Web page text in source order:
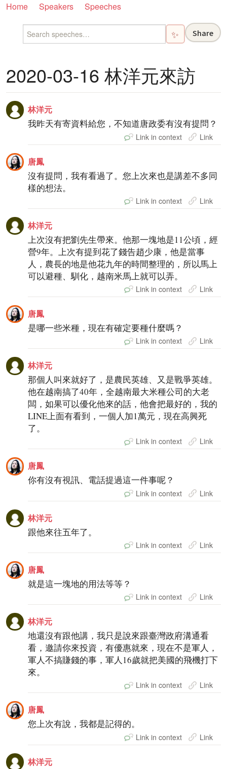
Home Speakers Speeches
✨ Share
2020-03-16 林洋元來訪
林洋元
我昨天有寄資料給您，不知道唐政委有沒有提問？
Link in context Link
唐鳳
沒有提問，我有看過了。您上次來也是講差不多同
樣的想法。
Link in context Link
林洋元
上次沒有把劉先生帶來。他那一塊地是11公頃，經
營9年。上次有提到花了錢告趙少康，他是當事
人，農長的地是他花九年的時間整理的，所以馬上
可以避種、馴化，越南米馬上就可以弄。
Link in context Link
唐鳳
是哪一些米種，現在有確定要種什麼嗎？
Link in context Link
林洋元
那個人叫來就好了，是農民英雄、又是戰爭英雄。
他在越南搞了40年，全越南最大米種公司的大老
闆，如果可以優化他來的話，他會把最好的，我的
LINE上面有看到，一個人加1萬元，現在高興死
了。
Link in context Link
唐鳳
你有沒有視訊、電話提過這一件事呢？
Link in context Link
林洋元
跟他來往五年了。
Link in context Link
唐鳳
就是這一塊地的用法等等？
Link in context Link
林洋元
地還沒有跟他講，我只是說來跟臺灣政府溝通看
看，邀請你來投資，有優惠就來，現在不是軍人，
軍人不搞賺錢的事，軍人16歲就把美國的飛機打下
來。
Link in context Link
唐鳳
您上次有說，我都是記得的。
Link in context Link
林洋元